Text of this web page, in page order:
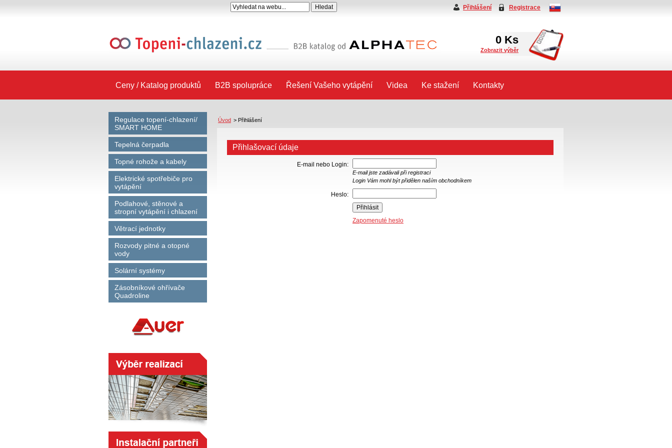
Přihlášení Registrace
0 Ks
Zobrazit výběr
Ceny / Katalog produktů B2B spolupráce Řešení Vašeho vytápění Videa Ke stažení Kontakty
Regulace topení-chlazení/
SMART HOME
Tepelná čerpadla
Topné rohože a kabely
Elektrické spotřebiče pro
vytápění
Podlahové, stěnové a
stropní vytápění i chlazení
Větrací jednotky
Rozvody pitné a otopné
vody
Solární systémy
Zásobníkové ohřívače
Quadroline
Úvod > Přihlášení
Přihlašovací údaje
E-mail nebo Login:
E-mail jste zadávali při registraci
Login Vám mohl být přidělen naším obchodníkem
Heslo:
Zapomenuté heslo